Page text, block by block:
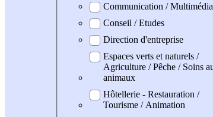
Communication / Multimédia
Conseil / Etudes
Direction d'entreprise
Espaces verts et naturels /
Agriculture / Pêche / Soins
animaux
Hôtellerie - Restauration /
Tourisme / Animation